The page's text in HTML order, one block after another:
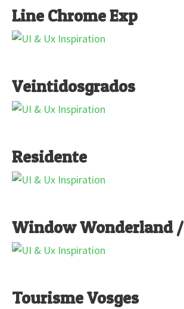
Line Chrome Exp
Veintidosgrados
Residente
Window Wonderland /
Tourisme Vosges